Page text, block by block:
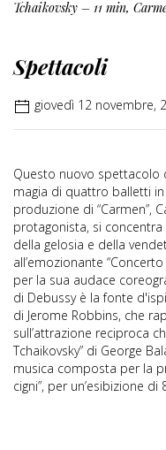
Tchaikovsky – 11 min,
Spettacoli
giovedì 12 novembre,
Questo nuovo spettacolo
magia di quattro balletti
produzione di “Carmen”,
protagonista, si concentra
della gelosia e della
all’emozionante
per la sua audace
di Debussy è la fonte
di Jerome Robbins, che
sull’attrazione reciproca
Tchaikovsky” di George
musica composta per la
cigni”, per un’esibizione